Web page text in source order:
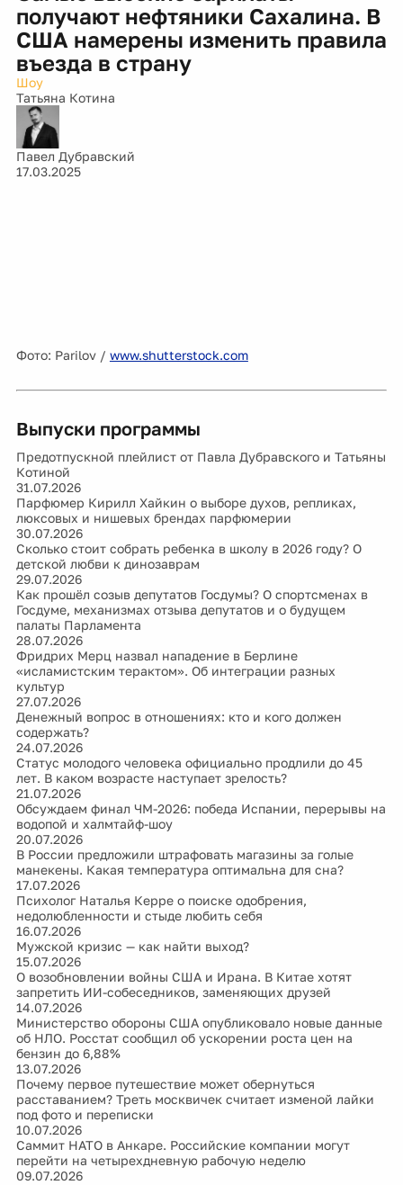
получают нефтяники Сахалина. В
США намерены изменить правила
въезда в страну
Шоу
Татьяна Котина
Павел Дубравский
17.03.2025
Фото: Parilov / www.shutterstock.com
Выпуски программы
Предотпускной плейлист от Павла Дубравского и Татьяны
Котиной
31.07.2026
Парфюмер Кирилл Хайкин о выборе духов, репликах,
люксовых и нишевых брендах парфюмерии
30.07.2026
Сколько стоит собрать ребенка в школу в 2026 году? О
детской любви к динозаврам
29.07.2026
Как прошёл созыв депутатов Госдумы? О спортсменах в
Госдуме, механизмах отзыва депутатов и о будущем
палаты Парламента
28.07.2026
Фридрих Мерц назвал нападение в Берлине
«исламистским терактом». Об интеграции разных
культур
27.07.2026
Денежный вопрос в отношениях: кто и кого должен
содержать?
24.07.2026
Статус молодого человека официально продлили до 45
лет. В каком возрасте наступает зрелость?
21.07.2026
Обсуждаем финал ЧМ-2026: победа Испании, перерывы на
водопой и халмтайф-шоу
20.07.2026
В России предложили штрафовать магазины за голые
манекены. Какая температура оптимальна для сна?
17.07.2026
Психолог Наталья Керре о поиске одобрения,
недолюбленности и стыде любить себя
16.07.2026
Мужской кризис — как найти выход?
15.07.2026
О возобновлении войны США и Ирана. В Китае хотят
запретить ИИ-собеседников, заменяющих друзей
14.07.2026
Министерство обороны США опубликовало новые данные
об НЛО. Росстат сообщил об ускорении роста цен на
бензин до 6,88%
13.07.2026
Почему первое путешествие может обернуться
расставанием? Треть москвичек считает изменой лайки
под фото и переписки
10.07.2026
Саммит НАТО в Анкаре. Российские компании могут
перейти на четырехдневную рабочую неделю
09.07.2026